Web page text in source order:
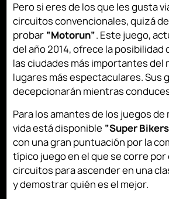
Pero si eres de los que les gusta
circuitos convencionales, quizá
probar “Motorun”. Este juego,
del año 2014, ofrece la posibilidad
las ciudades más importantes del
lugares más espectaculares. Sus
decepcionarán mientras
Para los amantes de los juegos
vida está disponible “Super
con una gran puntuación por la
típico juego en el que se corre por
circuitos para ascender en una
y demostrar quién es el mejor.